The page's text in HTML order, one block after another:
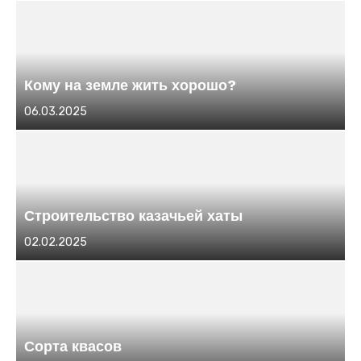
Кому на земле жить хорошо?
Размещено
в
06.03.2025
Строительство казачьей хаты
Размещено
в
02.02.2025
Сорта квасов